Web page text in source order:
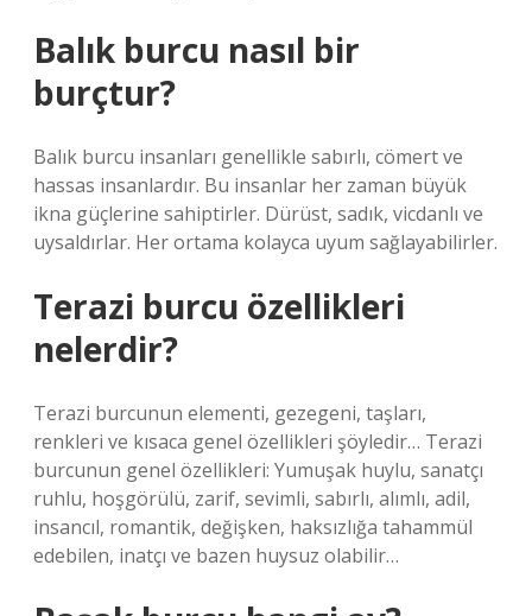
Balık burcu nasıl bir
burçtur?
Balık burcu insanları genellikle sabırlı, cömert ve
hassas insanlardır. Bu insanlar her zaman büyük
ikna güçlerine sahiptirler. Dürüst, sadık, vicdanlı ve
uysaldırlar. Her ortama kolayca uyum sağlayabilirler.
Terazi burcu özellikleri
nelerdir?
Terazi burcunun elementi, gezegeni, taşları,
renkleri ve kısaca genel özellikleri şöyledir… Terazi
burcunun genel özellikleri: Yumuşak huylu, sanatçı
ruhlu, hoşgörülü, zarif, sevimli, sabırlı, alımlı, adil,
insancıl, romantik, değişken, haksızlığa tahammül
edebilen, inatçı ve bazen huysuz olabilir…